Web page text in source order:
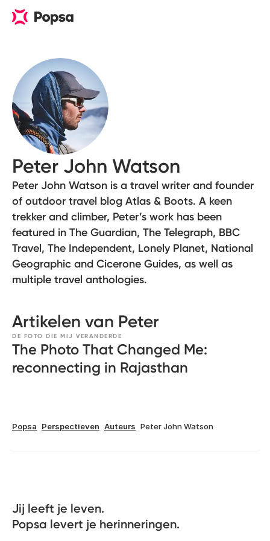
Peter John Watson
Peter John Watson is a travel writer and founder
of outdoor travel blog Atlas & Boots. A keen
trekker and climber, Peter’s work has been
featured in The Guardian, The Telegraph, BBC
Travel, The Independent, Lonely Planet, National
Geographic and Cicerone Guides, as well as
multiple travel anthologies.
Artikelen van Peter
DE FOTO DIE MIJ VERANDERDE
The Photo That Changed Me:
reconnecting in Rajasthan
Popsa Perspectieven Auteurs Peter John Watson
Jij leeft je leven.
Popsa levert je herinneringen.